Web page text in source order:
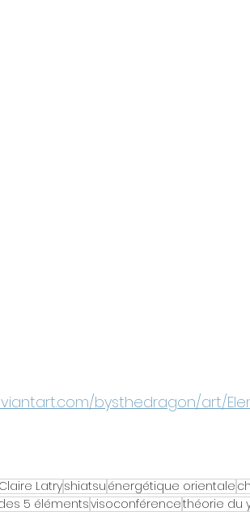
bysthedragon/art/
Claire Latryshiatsu énergétique orientale
5 élémentsvisoconférencethéorie du